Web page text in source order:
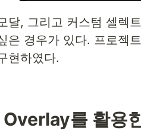
달, 그리고 커스텀 셀렉
은 경우가 있다. 프로젝
현하였다.
를 활용